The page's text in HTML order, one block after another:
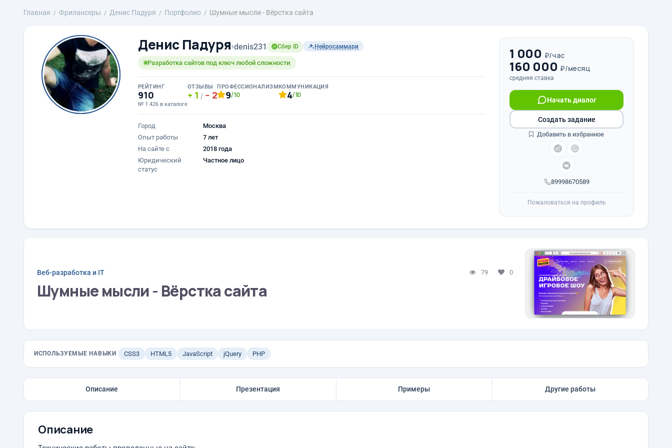
Главная Фрилансеры Денис Падуря Портфолио Шумные мысли - Вёрстка сайта
Денис Падуря›denis231 Сбер ID Нейросаммари
Разработка сайтов под ключ любой сложности
РЕЙТИНГ
910
№ 1 426 в каталоге
ОТЗЫВЫ
1 / 2
ПРОФЕССИОНАЛИЗМ
9/10
КОММУНИКАЦИЯ
4/10
Город
Москва
Опыт работы
7 лет
На сайте с
2018 года
Юридический
статус
Частное лицо
1 000 ₽/час
160 000 ₽/месяц
средняя ставка
89998670589
Начать диалог
Создать задание
Добавить в избранное
Пожаловаться на профиль
Веб-разработка и IT 79 0
Шумные мысли - Вёрстка сайта
ИСПОЛЬЗУЕМЫЕ НАВЫКИ CSS3 HTML5 JavaScript jQuery PHP
Описание Презентация Примеры Другие работы
Описание